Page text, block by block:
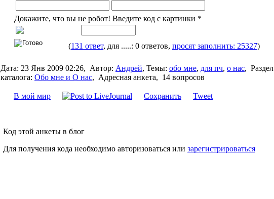
Докажите, что вы не робот! Введите код с картинки *
(131 ответ, для .....: 0 ответов, просят заполнить: 25327)
Дата: 23 Янв 2009 02:26, Автор: Андрей, Темы: обо мне, для пч, о нас, Раздел
каталога: Обо мне и О нас, Адресная анкета, 14 вопросов
В мой мир Сохранить Tweet
Код этой анкеты в блог
Для получения кода необходимо авторизоваться или зарегистрироваться